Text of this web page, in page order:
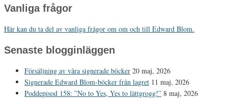
Vanliga frågor
Här kan du ta del av vanliga frågor om om och till Edward Blom.
Senaste blogginläggen
Försäljning av våra signerade böcker 20 maj, 2026
Signerade Edward Blom-böcker från lagret 11 maj, 2026
Poddepisod 158: ”No to Yes, Yes to lättgrogg!” 8 maj, 2026